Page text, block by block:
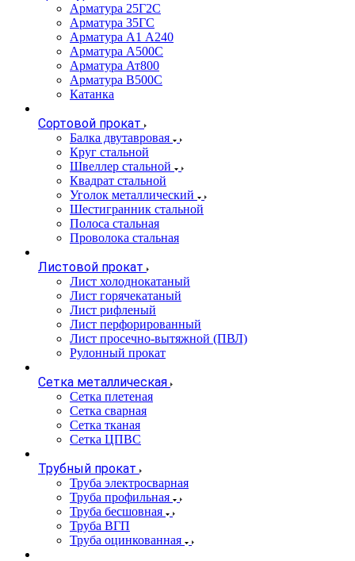
Арматура 25Г2С
Арматура 35ГС
Арматура А1 А240
Арматура А500С
Арматура Ат800
Арматура В500С
Катанка
Сортовой прокат
Балка двутавровая
Круг стальной
Швеллер стальной
Квадрат стальной
Уголок металлический
Шестигранник стальной
Полоса стальная
Проволока стальная
Листовой прокат
Лист холоднокатаный
Лист горячекатаный
Лист рифленый
Лист перфорированный
Лист просечно-вытяжной (ПВЛ)
Рулонный прокат
Сетка металлическая
Сетка плетеная
Сетка сварная
Сетка тканая
Сетка ЦПВС
Трубный прокат
Труба электросварная
Труба профильная
Труба бесшовная
Труба ВГП
Труба оцинкованная